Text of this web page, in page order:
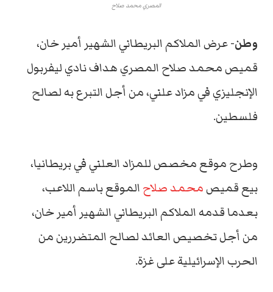
المصري محمد صلاح
وطن-عرض الملاكم البريطاني الشهير أمير خان،
قميص محمد صلاح المصري هداف نادي ليفربول
الإنجليزي في مزاد علني، من أجل التبرع به لصالح
فلسطين.
وطرح موقع مخصص للمزاد العلني في بريطانيا،
بيع قميصمحمد صلاح الموقع باسم اللاعب،
بعدما قدمه الملاكم البريطاني الشهير أمير خان،
من أجل تخصيص العائد لصالح المتضررين من
الحرب الإسرائيلية على غزة.